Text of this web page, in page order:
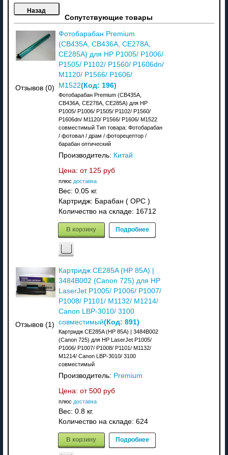
Сопутствующие товары
Отзывов (0)
Фотобарабан Premium
(CB435A, CB436A, CE278A,
CE285A) для HP P1005/ P1006/
P1505/ P1102/ P1560/ P1606dn/
M1120/ P1566/ P1606/
M1522(Код: 196)
Фотобарабан Premium (CB435A,
CB436A, CE278A, CE285A) для HP
P1005/ P1006/ P1505/ P1102/ P1560/
P1606dn/ M1120/ P1566/ P1606/ M1522
совместимый Тип товара: Фотобарабан
/ фотовал / драм / фоторецептор /
барабан оптический
Производитель: Китай
Цена: от 125 руб
плюс доставка
Вес: 0.05 кг.
Картридж: Барабан ( OPC )
Количество на складе: 16712
В корзину Подробнее
Отзывов (1)
Картридж CE285A (HP 85A) |
3484B002 (Canon 725) для HP
LaserJet P1005/ P1006/ P1007/
P1008/ P1101/ M1132/ M1214/
Canon LBP-3010/ 3100
совместимый(Код: 891)
Картридж CE285A (HP 85A) | 3484B002
(Canon 725) для HP LaserJet P1005/
P1006/ P1007/ P1008/ P1101/ M1132/
M1214/ Canon LBP-3010/ 3100
совместимый
Производитель: Premium
Цена: от 500 руб
плюс доставка
Вес: 0.8 кг.
Количество на складе: 624
В корзину Подробнее